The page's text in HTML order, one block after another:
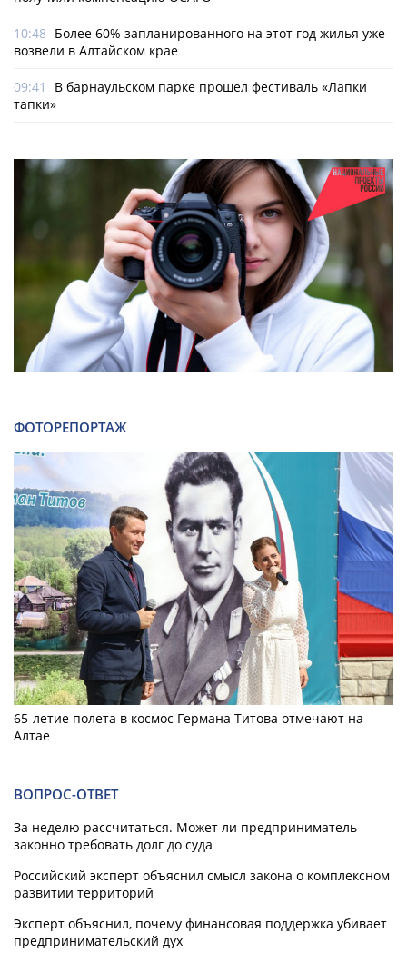
10:48 Более 60% запланированного на этот год жилья уже
возвели в Алтайском крае
09:41
В барнаульском парке прошел фестиваль «Лапки
тапки»
ФОТОРЕПОРТАЖ
65-летие полета в космос Германа Титова отмечают на
Алтае
ВОПРОС-ОТВЕТ
За неделю рассчитаться. Может ли предприниматель
законно требовать долг до суда
Российский эксперт объяснил смысл закона о комплексном
развитии территорий
Эксперт объяснил, почему финансовая поддержка убивает
предпринимательский дух